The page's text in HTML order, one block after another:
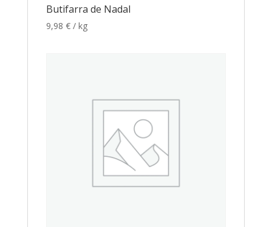
Butifarra de Nadal
9,98 € / kg